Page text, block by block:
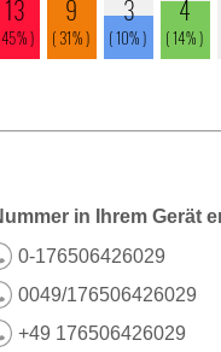
in Ihrem Gerät
0-176506426029
0049/176506426029
+49 176506426029